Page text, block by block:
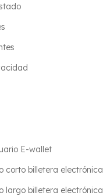
E-wallet
corto billetera electrónica
largo billetera electrónica